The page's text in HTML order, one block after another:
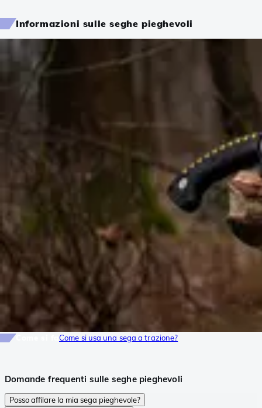
Informazioni sulle seghe pieghevoli
Come si usa una sega a trazione?
Domande frequenti sulle seghe pieghevoli
Posso affilare la mia sega pieghevole?